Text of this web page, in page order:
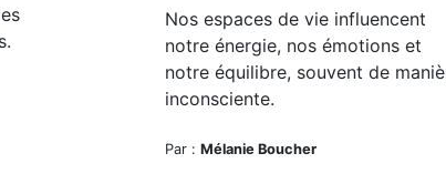
Nos espaces de vie influencent
notre énergie, nos émotions et
notre équilibre, souvent de
inconsciente.
Par : Mélanie Boucher